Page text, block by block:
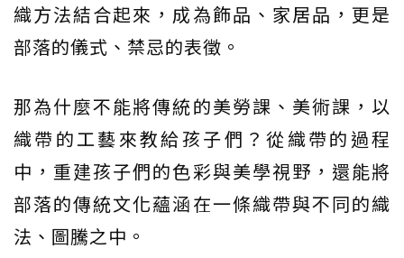
織方法結合起來，成為飾品、家居品，更是
部落的儀式、禁忌的表徵。
那為什麼不能將傳統的美勞課、美術課，以
織帶的工藝來教給孩子們？從織帶的過程
中，重建孩子們的色彩與美學視野，還能將
部落的傳統文化蘊涵在一條織帶與不同的織
法、圖騰之中。